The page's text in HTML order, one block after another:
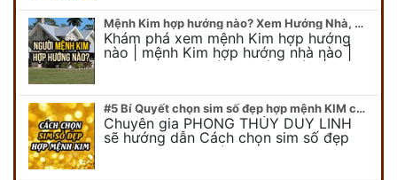
Duy…
Mệnh Kim hợp hướng nào? Xem Hướng Nhà, Phòng ngủ, Làm việc hợp mệnh Kim
Khám phá xem mệnh Kim hợp hướng
nào | mệnh Kim hợp hướng nhà nào |
mệnh Kim kê giường hướng nào | mệnh
#5 Bí Quyết chọn sim số đẹp hợp mệnh KIM chuẩn xác nhất
Chuyên gia PHONG THỦY DUY LINH
sẽ hướng dẫn Cách chọn sim số đẹp
hợp mệnh KIM. Mời quý bạn theo dõi